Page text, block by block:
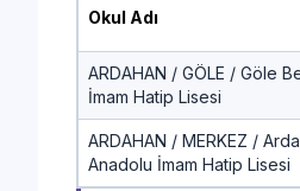
Okul Adı
ARDAHAN / GÖLE / Göle
İmam Hatip Lisesi
ARDAHAN / MERKEZ /
Anadolu İmam Hatip Lisesi